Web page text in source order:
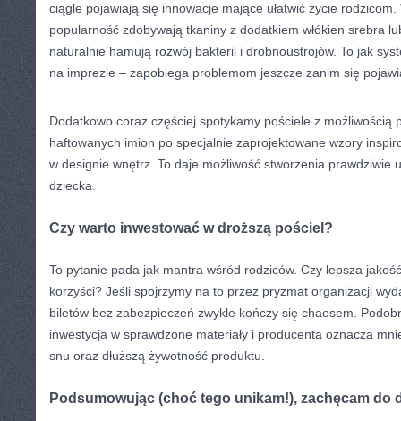
ciągle pojawiają się innowacje mające ułatwić życie
popularność zdobywają tkaniny z dodatkiem włókien srebra
naturalnie hamują rozwój bakterii i drobnoustrojów. To jak
na imprezie – zapobiega problemom jeszcze zanim się
Dodatkowo coraz częściej spotykamy pościele z możliwością
haftowanych imion po specjalnie zaprojektowane wzory
w designie wnętrz. To daje możliwość stworzenia prawdziwie
dziecka.
Czy warto inwestować w droższą pościel?
To pytanie pada jak mantra wśród rodziców. Czy lepsza
korzyści? Jeśli spojrzymy na to przez pryzmat organizacji
biletów bez zabezpieczeń zwykle kończy się chaosem.
inwestycja w sprawdzone materiały i producenta oznacza
snu oraz dłuższą żywotność produktu.
Podsumowując (choć tego unikam!), zachęcam do